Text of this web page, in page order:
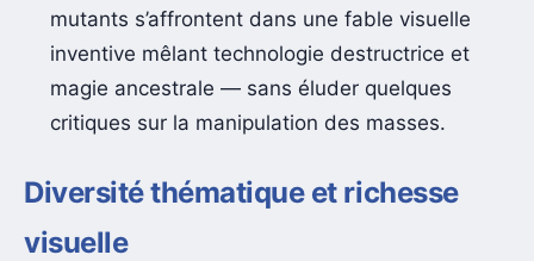
mutants s’affrontent dans une fable visuelle
inventive mêlant technologie destructrice et
magie ancestrale — sans éluder quelques
critiques sur la manipulation des masses.
Diversité thématique et richesse
visuelle